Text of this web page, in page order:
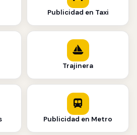
Publicidad en Taxi
Trajinera
Publicidad en Metro